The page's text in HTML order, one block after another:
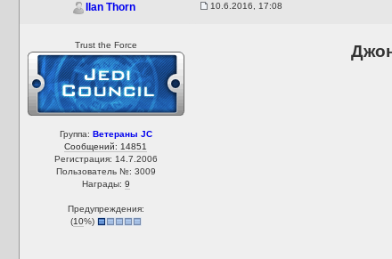
Ilan Thorn 10.6.2016, 17:08
Trust the Force
Группа: Ветераны JC
Сообщений: 14851
Регистрация: 14.7.2006
Пользователь №: 3009
Награды: 9
Предупреждения:
(10%)